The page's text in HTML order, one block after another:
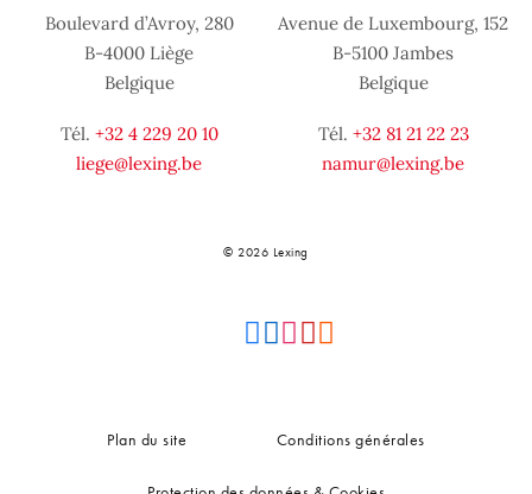
Boulevard d’Avroy, 280
B-4000 Liège
Belgique
Tél. +32 4 229 20 10
liege@lexing.be
Avenue de Luxembourg, 152
B-5100 Jambes
Belgique
Tél. +32 81 21 22 23
namur@lexing.be
© 2026 Lexing
Plan du site Conditions générales